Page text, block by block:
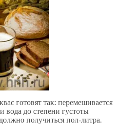
готовят так: перемешивается
вода до степени густоты
получиться пол-литра.